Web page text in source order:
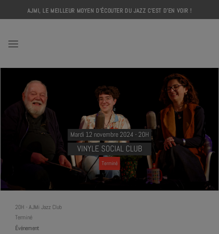
to
AJMI, LE MEILLEUR MOYEN D'ÉCOUTER DU JAZZ C'EST D'EN VOIR !
Mardi 12 novembre 2024 - 20H
VINYLE SOCIAL CLUB
Terminé
20H - AJMi Jazz Club
Terminé
Événement